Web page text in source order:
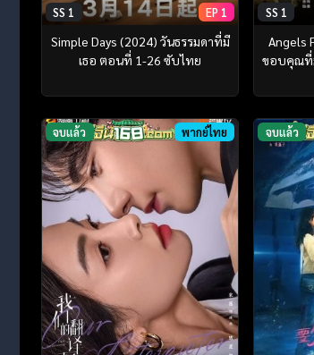
SS 1 EP 1
Simple Days (2024) วันธรรมดาที่มี
เธอ ตอนที่ 1-26 ซับไทย
SS 1
Angels
ขอบคุณที่
จบแล้ว พากย์ไทย จบแล้ว